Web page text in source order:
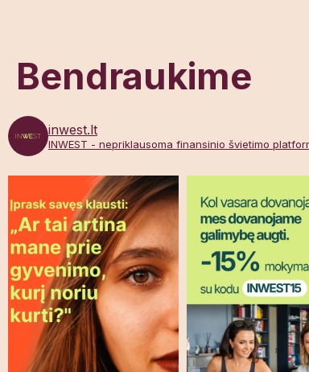
Bendraukime
inwest.lt
INWEST - nepriklausoma finansinio švietimo